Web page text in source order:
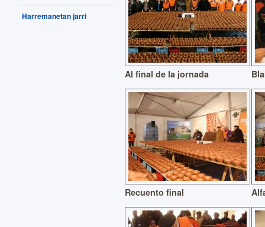
Al final de la jornada
Recuento final
Harremanetan jarri